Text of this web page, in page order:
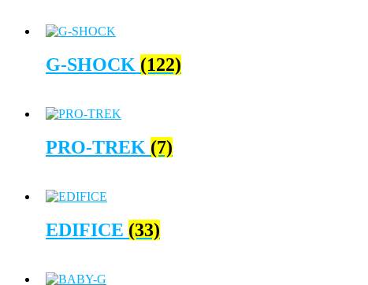
G-SHOCK (122)
PRO-TREK (7)
EDIFICE (33)